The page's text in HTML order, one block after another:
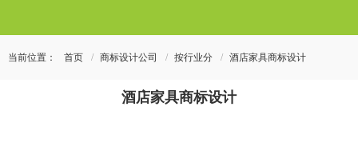
当前位置： 首页 商标设计公司 按行业分 酒店家具商标设计
酒店家具商标设计